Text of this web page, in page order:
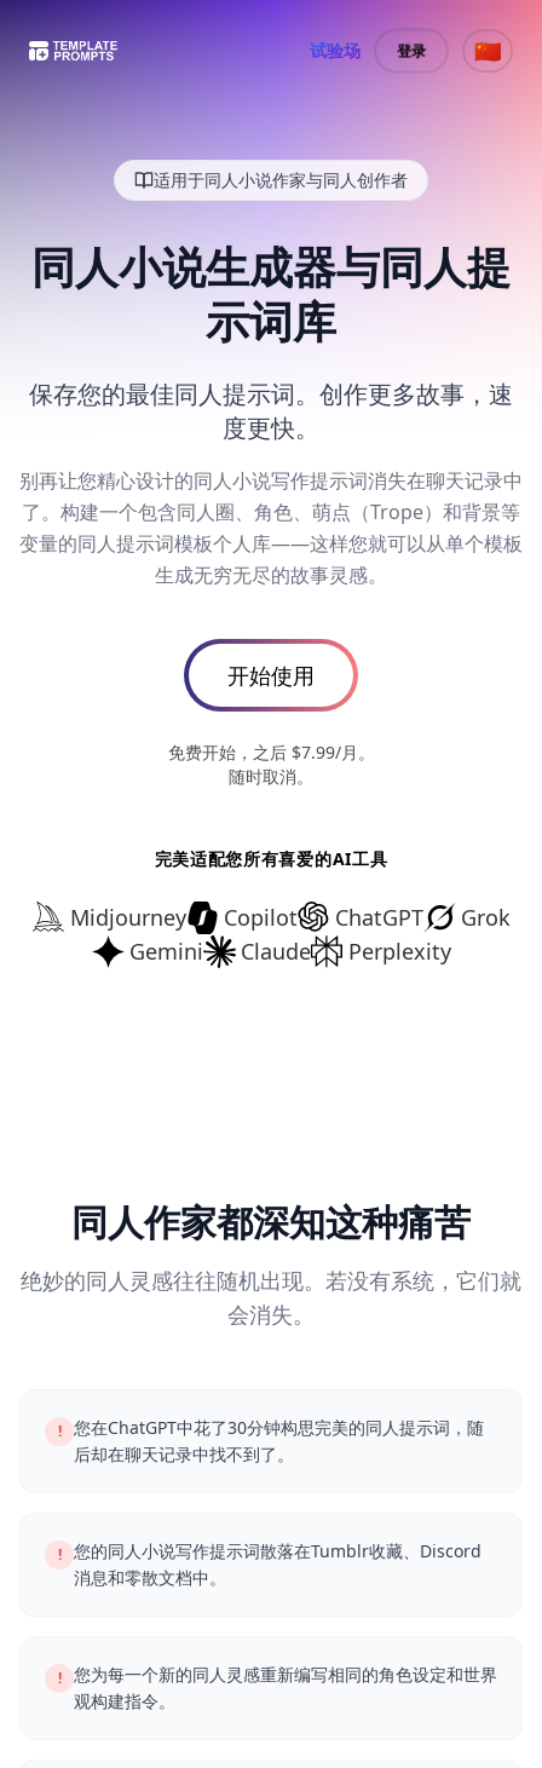
试验场 登录 🇨🇳
适用于同人小说作家与同人创作者
同人小说生成器与同人提
示词库
保存您的最佳同人提示词。创作更多故事，速
度更快。
别再让您精心设计的同人小说写作提示词消失在聊天记录中
了。构建一个包含同人圈、角色、萌点（Trope）和背景等
变量的同人提示词模板个人库——这样您就可以从单个模板
生成无穷无尽的故事灵感。
开始使用
免费开始，之后 $7.99/月。
随时取消。
完美适配您所有喜爱的AI工具
Midjourney Copilot ChatGPT
Grok
Gemini
Claude Perplexity
同人作家都深知这种痛苦
绝妙的同人灵感往往随机出现。若没有系统，它们就
会消失。
!
您在ChatGPT中花了30分钟构思完美的同人提示词，随
后却在聊天记录中找不到了。
!
您的同人小说写作提示词散落在Tumblr收藏、Discord
消息和零散文档中。
!
您为每一个新的同人灵感重新编写相同的角色设定和世界
观构建指令。